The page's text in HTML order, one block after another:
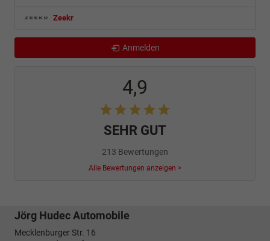
Zeekr
Anmelden
4,9
SEHR GUT
213 Bewertungen
Alle Bewertungen anzeigen >
Jörg Hudec Automobile
Mecklenburger Str. 16